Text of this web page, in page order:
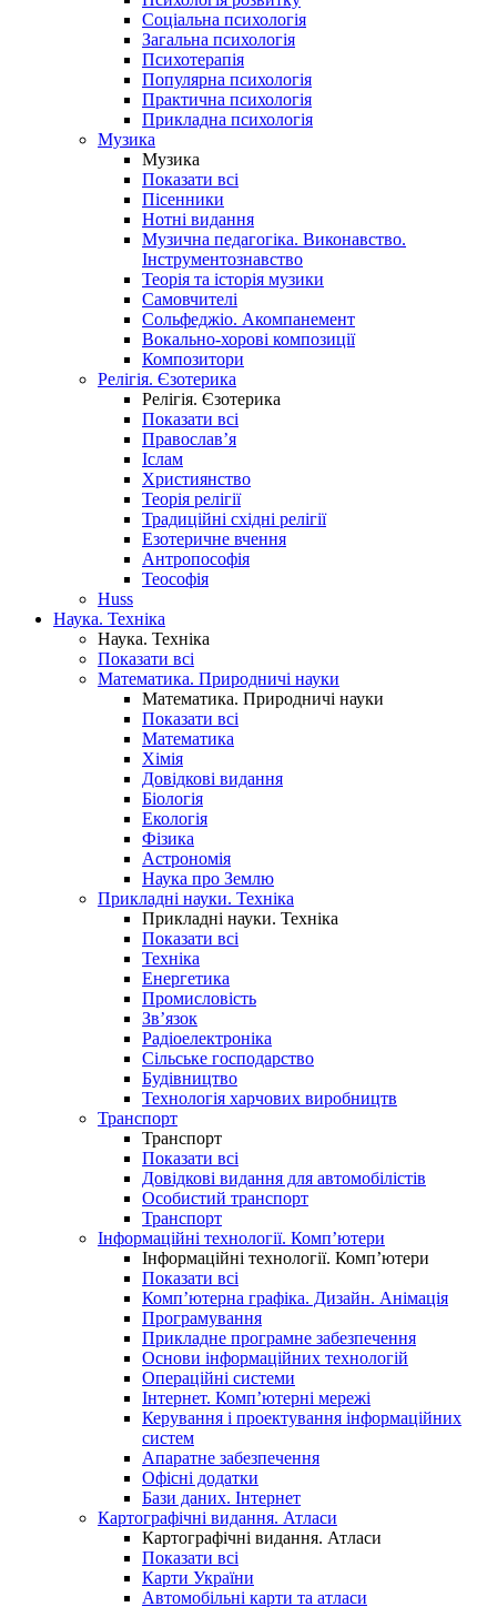
Соціальна психологія
Загальна психологія
Психотерапія
Популярна психологія
Практична психологія
Прикладна психологія
Музика
Музика
Показати всі
Пісенники
Нотні видання
Музична педагогіка. Виконавство.
Інструментознавство
Теорія та історія музики
Самовчителі
Сольфеджіо. Акомпанемент
Вокально-хорові композиції
Композитори
Релігія. Єзотерика
Релігія. Єзотерика
Показати всі
Православ’я
Іслам
Християнство
Теорія релігії
Традиційні східні релігії
Езотеричне вчення
Антропософія
Теософія
Huss
Наука. Техніка
Наука. Техніка
Показати всі
Математика. Природничі науки
Математика. Природничі науки
Показати всі
Математика
Хімія
Довідкові видання
Біологія
Екологія
Фізика
Астрономія
Наука про Землю
Прикладні науки. Техніка
Прикладні науки. Техніка
Показати всі
Техніка
Енергетика
Промисловість
Зв’язок
Радіоелектроніка
Сільське господарство
Будівництво
Технологія харчових виробництв
Транспорт
Транспорт
Показати всі
Довідкові видання для автомобілістів
Особистий транспорт
Транспорт
Інформаційні технології. Комп’ютери
Інформаційні технології. Комп’ютери
Показати всі
Комп’ютерна графіка. Дизайн. Анімація
Програмування
Прикладне програмне забезпечення
Основи інформаційних технологій
Операційні системи
Інтернет. Комп’ютерні мережі
Керування і проектування інформаційних
систем
Апаратне забезпечення
Офісні додатки
Бази даних. Інтернет
Картографічні видання. Атласи
Картографічні видання. Атласи
Показати всі
Карти України
Автомобільні карти та атласи